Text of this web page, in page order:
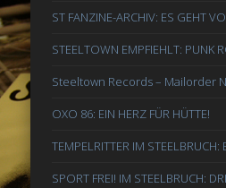
ST FANZINE-ARCHIV: ES GEHT
STEELTOWN EMPFIEHLT: PUNK
Steeltown Records – Mailorder
OXO 86: EIN HERZ FÜR HÜTTE!
TEMPELRITTER IM STEELBRUCH:
SPORT FREI! IM STEELBRUCH: